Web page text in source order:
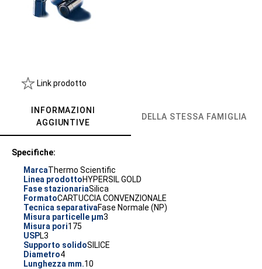
Link prodotto
INFORMAZIONI
AGGIUNTIVE
DELLA STESSA FAMIGLIA
Specifiche:
MarcaThermo Scientific
Linea prodottoHYPERSIL GOLD
Fase stazionariaSilica
FormatoCARTUCCIA CONVENZIONALE
Tecnica separativaFase Normale (NP)
Misura particelle µm3
Misura pori175
USPL3
Supporto solidoSILICE
Diametro4
Lunghezza mm.10